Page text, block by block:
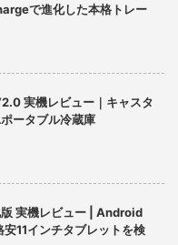
で進化した本格トレー
実機レビュー｜キャスタ
ータブル冷蔵庫
実機レビュー | Android
11インチタブレットを検